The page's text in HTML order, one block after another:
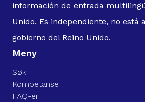
información de entrada
Unido. Es independiente, no está
gobierno del Reino Unido.
Meny
Søk
Kompetanse
FAQ-er